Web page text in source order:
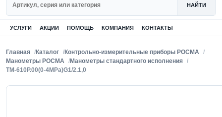
НАЙТИ
УСЛУГИ АКЦИИ ПОМОЩЬ КОМПАНИЯ КОНТАКТЫ
Главная Каталог
Контрольно-измерительные приборы РОСМА
Манометры РОСМА
Манометры стандартного исполнения
ТМ-610Р.00(0-4MPa)G1/2.1,0